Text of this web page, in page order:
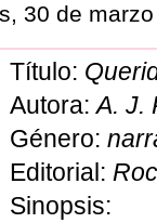
30 de
Título:
Autora:A. J.
Género:
Editorial:
Sinopsis: